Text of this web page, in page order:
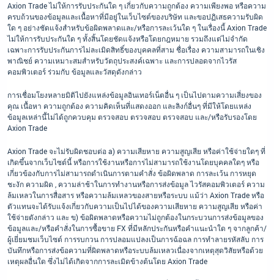
Axion Trade ไม่ให้การรับประกันใด ๆ เกี่ยวกับความถูกต้อง ความเพียงพอ หรือความ
ครบถ้วนของข้อมูลและเนื้อหาที่มีอยู่ในเว็บไซต์ของบริษัท และขอปฏิเสธความรับผิด
ใด ๆ อย่างชัดแจ้งสำหรับข้อผิดพลาดและ/หรือการละเว้นใด ๆ ในเรื่องนี้ Axion Trade
ไม่ให้การรับประกันใด ๆ ทั้งสิ้นโดยชัดแจ้งหรือโดยกฎหมาย รวมถึงแต่ไม่จำกัด
เฉพาะการรับประกันการไม่ละเมิดสิทธิ์ของบุคคลที่สาม ชื่อเรื่อง ความสามารถในเชิง
พาณิชย์ ความเหมาะสมสำหรับวัตถุประสงค์เฉพาะ และการปลอดจากไวรัส
คอมพิวเตอร์ ร่วมกับ ข้อมูลและวัสดุดังกล่าว
การเชื่อมโยงหลายมิติไปยังแหล่งข้อมูลอินเทอร์เน็ตอื่น ๆ เป็นไปตามความเสี่ยงของ
คุณ เนื้อหา ความถูกต้อง ความคิดเห็นที่แสดงออก และลิงก์อื่นๆ ที่มีให้โดยแหล่ง
ข้อมูลเหล่านี้ไม่ได้ถูกควบคุม ตรวจสอบ ตรวจสอบ ตรวจสอบ และ/หรือรับรองโดย
Axion Trade
Axion Trade จะไม่รับผิดชอบต่อ a) ความเสียหาย ความสูญเสีย หรือค่าใช้จ่ายใดๆ ที่
เกิดขึ้นจากเว็บไซต์นี้ หรือการใช้งานหรือการไม่สามารถใช้งานโดยบุคคลใดๆ หรือ
เกี่ยวข้องกับการไม่สามารถดำเนินการตามคำสั่ง ข้อผิดพลาด การละเว้น การหยุด
ชะงัก ความผิด , ความล่าช้าในการทำงานหรือการส่งข้อมูล ไวรัสคอมพิวเตอร์ ความ
ล้มเหลวในการสื่อสาร หรือความล้มเหลวของสายหรือระบบ แม้ว่า Axion Trade หรือ
ตัวแทนจะได้รับแจ้งเกี่ยวกับความเป็นไปได้ของความเสียหาย ความสูญเสีย หรือค่า
ใช้จ่ายดังกล่าว และ ข) ข้อผิดพลาดหรือความไม่ถูกต้องในกระบวนการส่งข้อมูลของ
ข้อมูลและ/หรือคำสั่งในการซื้อขาย FX ที่มีหลักประกันหรือคำแนะนำใด ๆ จากลูกค้า/
ผู้เยี่ยมชมเว็บไซต์ การรบกวน การปลอมแปลงเป็นการฉ้อฉล การทำลายรหัสลับ การ
บันทึกหรือการส่งข้อความที่ผิดพลาดหรือระบบล้มเหลวเนื่องจากเหตุสุดวิสัยหรือด้วย
เหตุผลอื่นใด ซึ่งไม่ได้เกิดจากการละเมิดข้างต้นโดย Axion Trade